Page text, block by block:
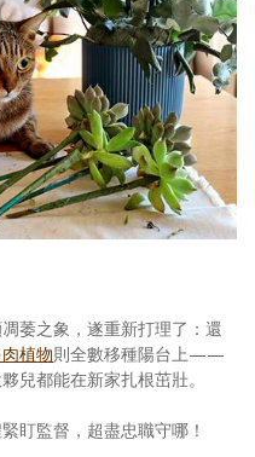
萎之象，遂重新打理了：還
植物則全數移種陽台上——
兒都能在新家扎根茁壯。
盯監督，超盡忠職守哪！